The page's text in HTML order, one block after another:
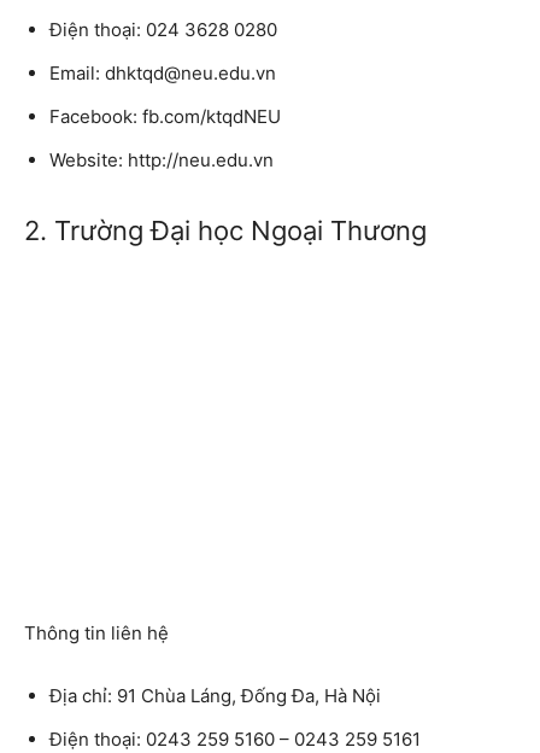
Điện thoại: 024 3628 0280
Email: dhktqd@neu.edu.vn
Facebook: fb.com/ktqdNEU
Website: http://neu.edu.vn
2. Trường Đại học Ngoại Thương
Thông tin liên hệ
Địa chỉ: 91 Chùa Láng, Đống Đa, Hà Nội
Điện thoại: 0243 259 5160 – 0243 259 5161